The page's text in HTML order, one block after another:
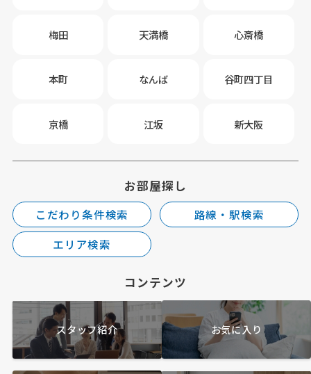
梅田 天満橋 心斎橋
本町 なんば 谷町四丁目
京橋 江坂 新大阪
お部屋探し
こだわり条件検索
路線・駅検索
エリア検索
コンテンツ
スタッフ紹介 お気に入り